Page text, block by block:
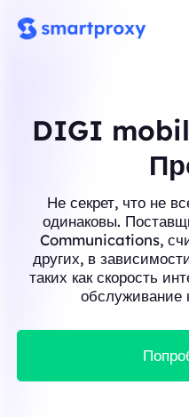
DIGI
Не секрет, что не
одинаковы.
Communications,
других, в
таких как скорость
обслуживание